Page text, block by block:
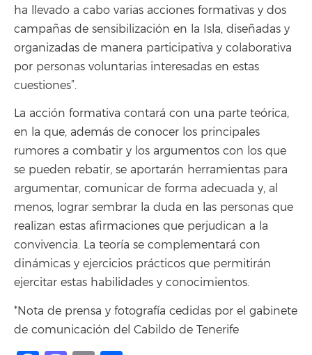
ha llevado a cabo varias acciones formativas y dos
campañas de sensibilización en la Isla, diseñadas y
organizadas de manera participativa y colaborativa
por personas voluntarias interesadas en estas
cuestiones”.
La acción formativa contará con una parte teórica,
en la que, además de conocer los principales
rumores a combatir y los argumentos con los que
se pueden rebatir, se aportarán herramientas para
argumentar, comunicar de forma adecuada y, al
menos, lograr sembrar la duda en las personas que
realizan estas afirmaciones que perjudican a la
convivencia. La teoría se complementará con
dinámicas y ejercicios prácticos que permitirán
ejercitar estas habilidades y conocimientos.
*Nota de prensa y fotografía cedidas por el gabinete
de comunicación del Cabildo de Tenerife